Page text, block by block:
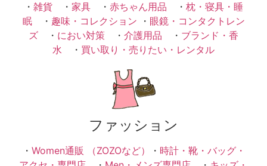
・ 雑貨 ・ 家具 ・ 赤ちゃん用品 ・ 枕・寝具・睡
眠・ 趣味・コレクション ・ 眼鏡・コンタクトレン
ズ ・ におい対策 ・ 介護用品 ・ ブランド・香
水 ・ 買い取り・売りたい・レンタル
ファッション
・ Women通販 （ZOZOなど） ・ 時計・靴・バッグ・